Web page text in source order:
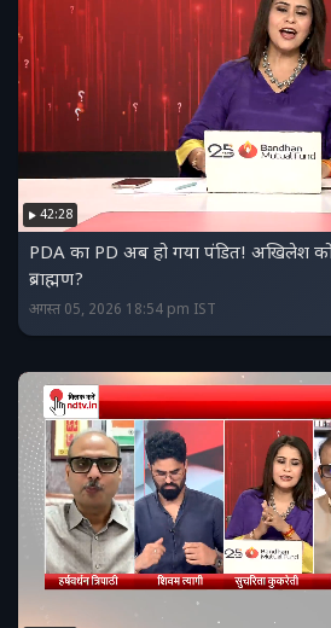
42:28
PDA का PD अब हो गया पंडित! अखिलेश
ब्राह्मण?
अगस्त 05, 2026 18:54 pm IST